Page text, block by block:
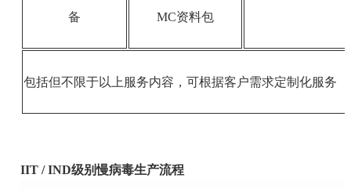
备 MC资料包
包括但不限于以上服务内容，可根据客户需求定制化服务
IIT / IND级别慢病毒生产流程